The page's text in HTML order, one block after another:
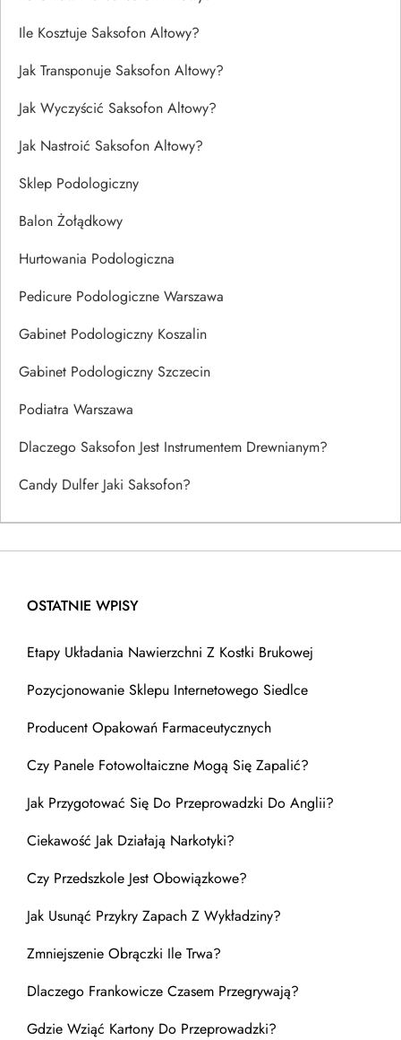
Ile Kosztuje Saksofon Altowy?
Jak Transponuje Saksofon Altowy?
Jak Wyczyścić Saksofon Altowy?
Jak Nastroić Saksofon Altowy?
Sklep Podologiczny
Balon Żołądkowy
Hurtowania Podologiczna
Pedicure Podologiczne Warszawa
Gabinet Podologiczny Koszalin
Gabinet Podologiczny Szczecin
Podiatra Warszawa
Dlaczego Saksofon Jest Instrumentem Drewnianym?
Candy Dulfer Jaki Saksofon?
OSTATNIE WPISY
Etapy Układania Nawierzchni Z Kostki Brukowej
Pozycjonowanie Sklepu Internetowego Siedlce
Producent Opakowań Farmaceutycznych
Czy Panele Fotowoltaiczne Mogą Się Zapalić?
Jak Przygotować Się Do Przeprowadzki Do Anglii?
Ciekawość Jak Działają Narkotyki?
Czy Przedszkole Jest Obowiązkowe?
Jak Usunąć Przykry Zapach Z Wykładziny?
Zmniejszenie Obrączki Ile Trwa?
Dlaczego Frankowicze Czasem Przegrywają?
Gdzie Wziąć Kartony Do Przeprowadzki?